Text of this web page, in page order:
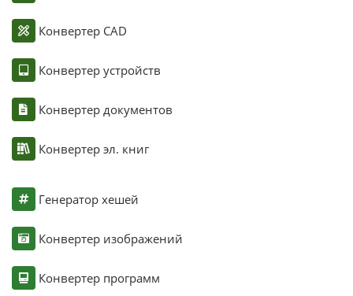
Конвертер CAD
Конвертер устройств
Конвертер документов
Конвертер эл. книг
Генератор хешей
Конвертер изображений
Конвертер программ